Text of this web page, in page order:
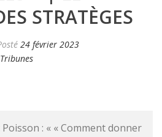
STRATÈGES
24 février 2023
Tribunes
Poisson : « « Comment donner